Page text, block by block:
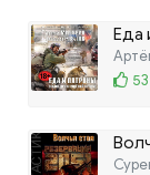
Еда
53